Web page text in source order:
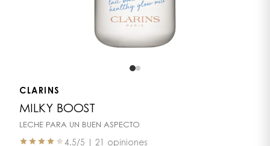
CLARINS
MILKY BOOST
LECHE PARA UN BUEN ASPECTO
4.5/5 | 21 opiniones